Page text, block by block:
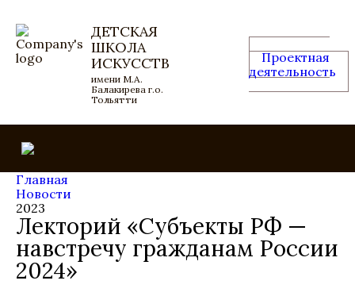
ДЕТСКАЯ
ШКОЛА
ИСКУССТВ
имени М.А.
Балакирева г.о.
Тольятти
Проектная
деятельность
Главная
Новости
2023
Лекторий «Субъекты РФ —
навстречу гражданам России
2024»